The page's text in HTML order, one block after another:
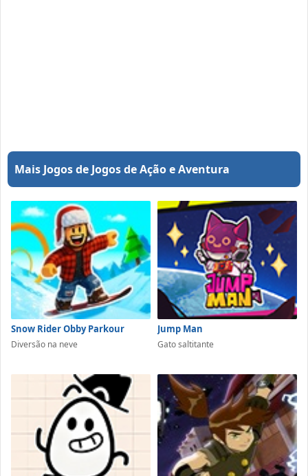
Mais Jogos de Jogos de Ação e Aventura
Snow Rider Obby Parkour
Diversão na neve
Jump Man
Gato saltitante